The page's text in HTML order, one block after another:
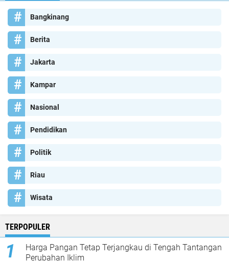
Bangkinang
Berita
Jakarta
Kampar
Nasional
Pendidikan
Politik
Riau
Wisata
TERPOPULER
Harga Pangan Tetap Terjangkau di Tengah Tantangan
Perubahan Iklim